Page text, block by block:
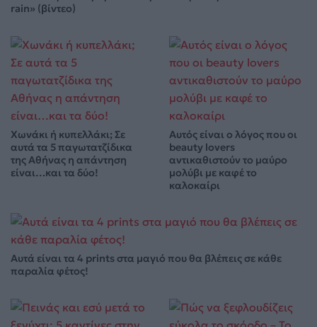
rain» (βίντεο)
Χωνάκι ή κυπελλάκι; Σε
αυτά τα 5 παγωτατζίδικα
της Αθήνας η απάντηση
είναι…και τα δύο!
Αυτός είναι ο λόγος που οι
beauty lovers
αντικαθιστούν το μαύρο
μολύβι με καφέ το
καλοκαίρι
Αυτά είναι τα 4 prints στα μαγιό που θα βλέπεις σε κάθε
παραλία φέτος!